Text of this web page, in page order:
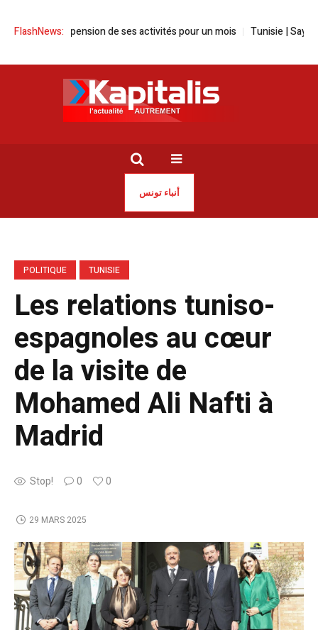
FlashNews:
la suspension de ses activités pour un mois Tunisie | Sayed
أنباء تونس
POLITIQUE TUNISIE
Les relations tuniso-
espagnoles au cœur
de la visite de
Mohamed Ali Nafti à
Madrid
Stop! 0 0
29 MARS 2025